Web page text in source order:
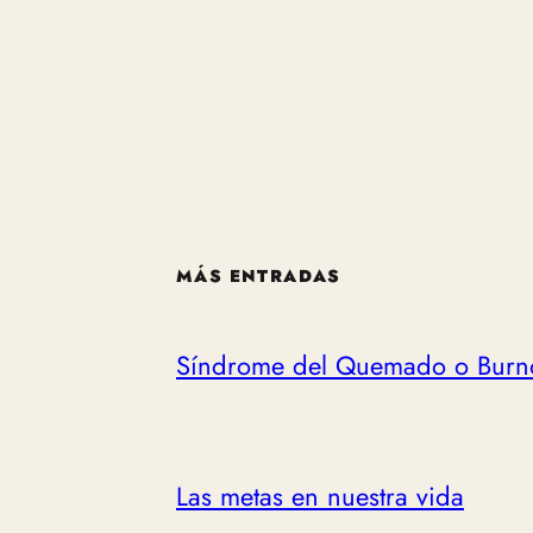
MÁS ENTRADAS
Síndrome del Quemado o
Las metas en nuestra vida